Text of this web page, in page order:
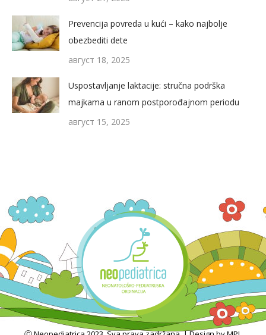
Prevencija povreda u kući – kako najbolje
obezbediti dete
август 18, 2025
Uspostavljanje laktacije: stručna podrška
majkama u ranom postporođajnom periodu
август 15, 2025